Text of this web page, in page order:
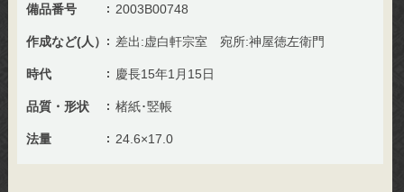
備品番号 2003B00748
作成など(人） 差出:虚白軒宗室 宛所:神屋徳左衛門
時代 慶長15年1月15日
品質・形状 楮紙･竪帳
法量 24.6×17.0